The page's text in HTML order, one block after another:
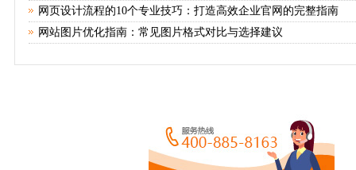
网页设计流程的10个专业技巧：打造高效企业官网的完整指南
网站图片优化指南：常见图片格式对比与选择建议